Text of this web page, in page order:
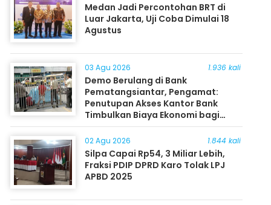
Medan Jadi Percontohan BRT di
Luar Jakarta, Uji Coba Dimulai 18
Agustus
03 Agu 2026 1.936 kali
Demo Berulang di Bank
Pematangsiantar, Pengamat:
Penutupan Akses Kantor Bank
Timbulkan Biaya Ekonomi bagi
Masyarakat
02 Agu 2026 1.844 kali
Silpa Capai Rp54, 3 Miliar Lebih,
Fraksi PDIP DPRD Karo Tolak LPJ
APBD 2025